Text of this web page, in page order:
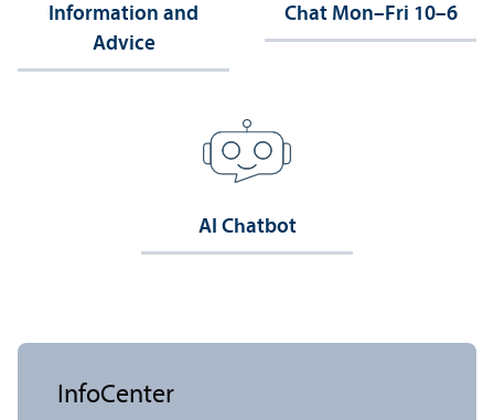
Information and
Advice
Chat Mon–Fri 10–6
AI Chatbot
InfoCenter